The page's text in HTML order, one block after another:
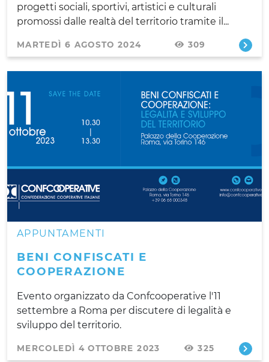
progetti sociali, sportivi, artistici e culturali
promossi dalle realtà del territorio tramite il...
MARTEDÌ 6 AGOSTO 2024 309
APPUNTAMENTI
BENI CONFISCATI E
COOPERAZIONE
Evento organizzato da Confcooperative l'11
settembre a Roma per discutere di legalità e
sviluppo del territorio.
MERCOLEDÌ 4 OTTOBRE 2023 325